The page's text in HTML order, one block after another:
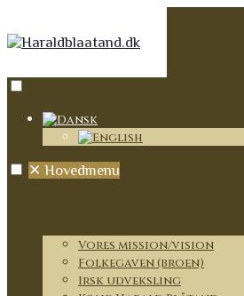
✕ Hovedmenu
Vores mission/vision
Folkegaven (broen)
Irsk udveksling